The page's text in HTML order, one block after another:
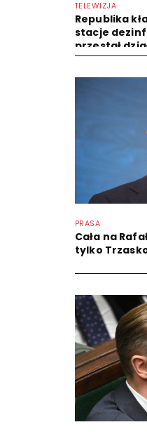
TELEWIZJA
Republika
stacje
przestał
PRASA
Cała na
tylko